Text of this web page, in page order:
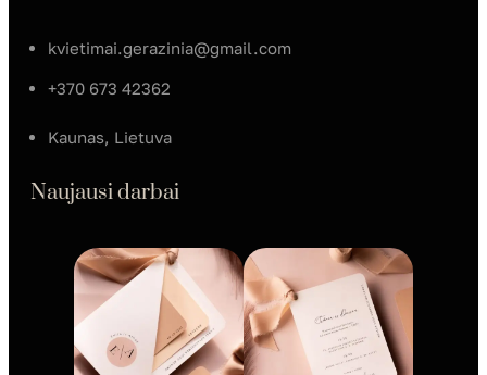
kvietimai.gerazinia@gmail.com
+370 673 42362
Kaunas, Lietuva
Naujausi darbai